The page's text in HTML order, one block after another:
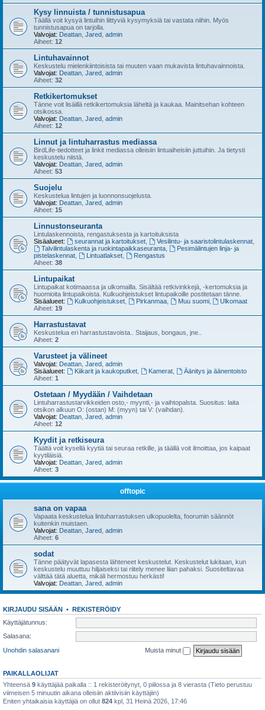
Kysy linnuista / tunnistusapua
Täällä voit kysyä lintuihin liittyviä kysymyksiä tai vastata niihin. Myös
tunnistusapua on tarjolla.
Valvojat: Deattan Jared admin
Aiheet: 12
Lintuhavainnot
Keskustelu mielenkiintoisista tai muuten vaan mukavista lintuhavainnoista.
Valvojat: Deattan Jared admin
Aiheet: 32
Retkikertomukset
Tänne voit lisäillä retkikertomuksia läheltä ja kaukaa. Mainitsehan kohteen
otsikossa.
Valvojat: Deattan Jared admin
Aiheet: 12
Linnut ja lintuharrastus mediassa
BirdLife-tiedotteet ja linkit mediassa olleisiin lintuaiheisiin juttuihin. Ja tietysti
keskustelu niistä.
Valvojat: Deattan Jared admin
Aiheet: 53
Suojelu
Keskustelua lintujen ja luonnonsuojelusta.
Valvojat: Deattan Jared admin
Aiheet: 15
Linnustonseuranta
Lintulaskennoista, rengastuksesta ja kartoituksista
Sisäalueet:
seurannat ja kartoitukset, Vesilintu- ja saaristolintulaskennat,
Talvilintulaskenta ja ruokintapaikkaseuranta,
Pesimälintujen linja- ja
pistelaskennat
Lintuatlakset,
Rengastus
Aiheet: 38
Lintupaikat
Lintupaikat kotimaassa ja ulkomailla. Sisältää retkivinkkejä, -kertomuksia ja
huomioita lintupaikoista. Kulkuohjeistukset lintupaikoille postitetaan tänne.
Sisäalueet:
Kulkuohjeistukset, Pirkanmaa, Muu suomi,
Ulkomaat
Aiheet: 19
Harrastustavat
Keskustelua eri harrastustavoista.. Staijaus, bongaus, jne..
Aiheet: 2
Varusteet ja välineet
Valvojat: Deattan Jared admin
Sisäalueet:
Kiikarit ja kaukoputket, Kamerat,
Äänitys ja äänentoisto
Aiheet: 1
Ostetaan / Myydään / Vaihdetaan
Lintuharrastustarvikkeiden osto,- myynti,- ja vaihtopalsta. Suositus: laita
otsikon alkuun O: (ostan) M: (myyn) tai V: (vaihdan).
Valvojat: Deattan Jared admin
Aiheet: 12
Kyydit ja retkiseura
Täältä voit kysellä kyytiä tai seuraa retkille, ja täällä voit ilmoittaa, jos kaipaat
kyytiläisiä.
Valvojat: Deattan Jared admin
Aiheet: 3
offtopic
sana on vapaa
Vapaata keskustelua lintuharrastuksen ulkopuolelta, foorumin säännöt
kuitenkin muistaen.
Valvojat: Deattan Jared admin
Aiheet: 6
sodat
Tänne päätyvät lapasesta lähteneet keskustelut. Keskustelut lukitaan, kun
keskustelu muuttuu hiljaiseksi tai riitely menee liian pahaksi. Suositeltavaa
välttää tätä aluetta, mikäli hermostuu herkästi!
Valvojat: Deattan Jared admin
KIRJAUDU SISÄÄN • REKISTERÖIDY
Käyttäjätunnus:
Salasana:
Unohdin salasanani
Muista minut
PAIKALLAOLIJAT
Yhteensä 9 käyttäjää paikalla :: 1 rekisteröitynyt, 0 piilossa ja 8 vierasta (Tieto perustuu
viimeisen 5 minuutin aikana olleisiin aktiivisiin käyttäjiin)
Eniten yhtaikaisia käyttäjiä on ollut 824 kpl, 31 Heinä 2026, 17:46